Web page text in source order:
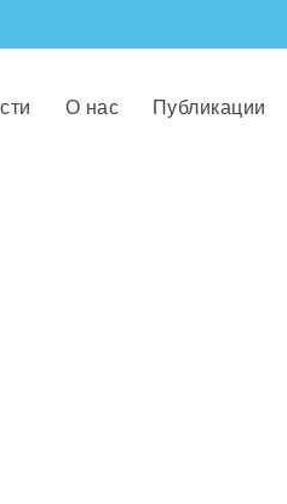
О нас Публикации